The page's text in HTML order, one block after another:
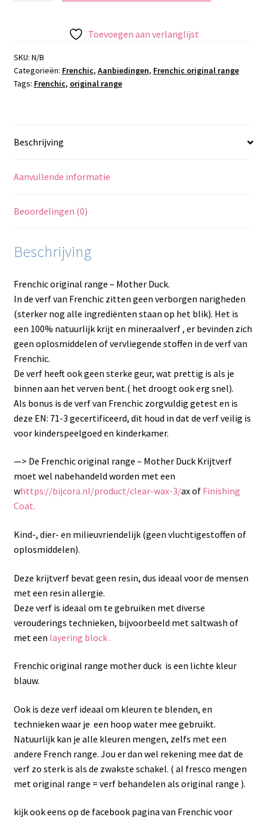
Duck
aantal
Toevoegen aan verlanglijst
SKU: N/B
Categorieën: Frenchic, Aanbiedingen, Frenchic original range
Tags: Frenchic, original range
Beschrijving
Aanvullende informatie
Beoordelingen (0)
Beschrijving
Frenchic original range – Mother Duck.
In de verf van Frenchic zitten geen verborgen narigheden
(sterker nog alle ingrediënten staan op het blik). Het is
een 100% natuurlijk krijt en mineraalverf , er bevinden zich
geen oplosmiddelen of vervliegende stoffen in de verf van
Frenchic.
De verf heeft ook geen sterke geur, wat prettig is als je
binnen aan het verven bent.( het droogt ook erg snel).
Als bonus is de verf van Frenchic zorgvuldig getest en is
deze EN: 71-3 gecertificeerd, dit houd in dat de verf veilig is
voor kinderspeelgoed en kinderkamer.
—> De Frenchic original range – Mother Duck Krijtverf
moet wel nabehandeld worden met een
whttps://bijcora.nl/product/clear-wax-3/ax of Finishing
Coat.
Kind-, dier- en milieuvriendelijk (geen vluchtigestoffen of
oplosmiddelen).
Deze krijtverf bevat geen resin, dus ideaal voor de mensen
met een resin allergie.
Deze verf is ideaal om te gebruiken met diverse
verouderings technieken, bijvoorbeeld met saltwash of
met een layering block .
Frenchic original range mother duck is een lichte kleur
blauw.
Ook is deze verf ideaal om kleuren te blenden, en
technieken waar je een hoop water mee gebruikt.
Natuurlijk kan je alle kleuren mengen, zelfs met een
andere French range. Jou er dan wel rekening mee dat de
verf zo sterk is als de zwakste schakel. ( al fresco mengen
met original range = verf behandelen als original range ).
kijk ook eens op de facebook pagina van Frenchic voor